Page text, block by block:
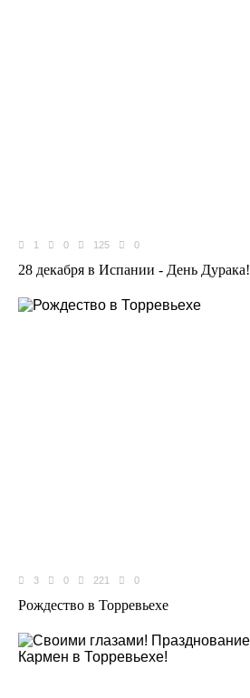
1 0 125 0
28 декабря в Испании - День Дурака!
3 0 221 0
Рождество в Торревьехе